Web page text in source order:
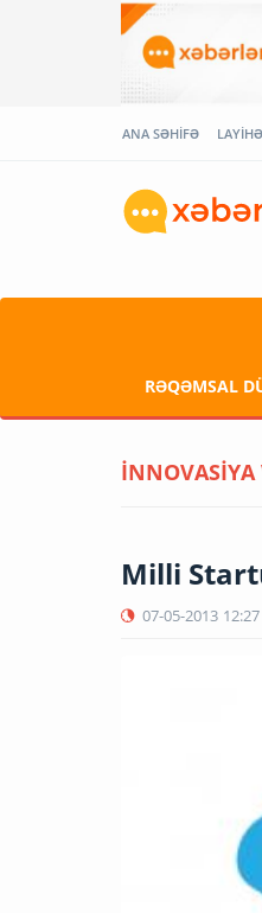
ANA SƏHİFƏ
RƏQƏMSAL
İNNOVASİYA
Milli
07-05-2013 12:27